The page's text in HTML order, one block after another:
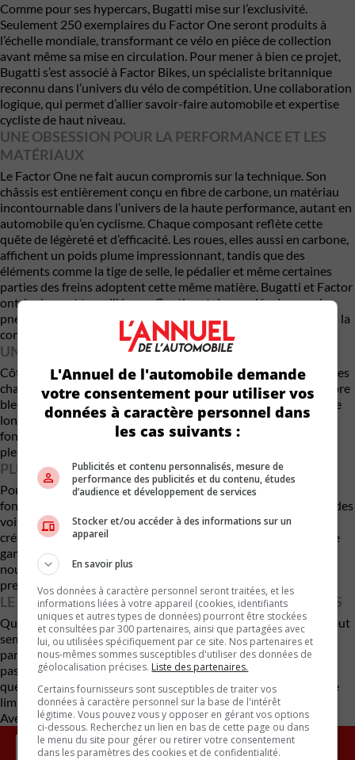
Comme pour ses hypercars, Bugatti mise sur l’exclusivité.
Seulement 250 exemplaires du Factor One seront produits à
l’échelle mondiale, transformant ce vélo en pièce de collection
avant même sa mise en circulation. Pour mener à bien ce projet,
Bugatti s’est associé à Factor Bikes, un spécialiste britannique
reconnu dans l’univers du vélo de compétition. Une collaboration
logique, qui permet d’allier savoir-faire automobile et expertise
cycliste de haut niveau.
UNE OBSESSION POUR LA PERFORMANCE ET LES
MATÉRIAUX
Le Factor One ne fait aucun compromis sur la technique. Son
châssis est entièrement conçu en fibre de carbone, un matériau
incontournable dans l’univers de la haute performance, autant en
automobile qu’en cyclisme. Chaque composant reflète cette
quête de légèreté et d’efficacité. Les roues, elles aussi en carbone,
affichent un poids plume impressionnant, tandis que des
éléments comme la tige de selle, le pédalier et même certaines
parties des freins adoptent cette même matière. Bugatti et Factor
ont également travaillé avecContinentalpour développer des
pneus sur mesure, preuve que rien n’a été laissé au hasard dans la
conception.
UN DESIGN QUI NE PASSE PAS INAPERÇU
Côté esthétique, la discrétion n’était clairement pas au cahier des
charges. Le vélo arbore une livrée bicolore dominée par le célèbre
bleu Bugatti, accompagné d’une signature visuelle imposante le
long du cadre. Le message est clair : ce vélo ne cherche pas à se
fondre dans la masse. Il s’adresse à une clientèle qui assume
pleinement son goût pour l’exclusivité et la démonstration.
PLUS QU’UN VÉLO, UN OBJET DE PRESTIGE
Pour les concepteurs, le Factor One dépasse largement sa
fonction première. Il s’inscrit dans une logique similaire à celle des
voitures Bugatti : repousser les limites de l’ingénierie tout en
créant un objet statutaire. Dans un marché où les vélos haut de
gamme flirtent déjà avec des prix élevés, Bugatti franchit une
nouvelle étape. Ici, la rationalité cède la place à l’émotion, au
prestige et à la rareté.
LE LUXE SANS COMPROMIS… MÊME À DEUX ROUES
Qu’un vélo coûte plus cher qu’une voiture comme la Corolla peut
sembler absurde. Pourtant, dans l’univers Bugatti, cela s’inscrit
parfaitement dans la logique de la marque. Le Factor One n’est
pas destiné à démocratiser le cyclisme. Il sert plutôt à rappeler
que, peu importe le nombre de roues, le luxe extrême n’a pas de
limites.
Avec des renseignements de Carscoops
L'Annuel de l'automobile demande
votre consentement pour utiliser vos
données à caractère personnel dans
les cas suivants :
Publicités et contenu personnalisés, mesure de
performance des publicités et du contenu, études
d’audience et développement de services
Stocker et/ou accéder à des informations sur un
appareil
En savoir plus
Vos données à caractère personnel seront traitées, et les
informations liées à votre appareil (cookies, identifiants
uniques et autres types de données) pourront être stockées
et consultées par 300 partenaires, ainsi que partagées avec
lui, ou utilisées spécifiquement par ce site. Nos partenaires et
nous-mêmes sommes susceptibles d'utiliser des données de
géolocalisation précises. Liste des partenaires.
Certains fournisseurs sont susceptibles de traiter vos
données à caractère personnel sur la base de l'intérêt
légitime. Vous pouvez vous y opposer en gérant vos options
ci-dessous. Recherchez un lien en bas de cette page ou dans
le menu du site pour gérer ou retirer votre consentement
dans les paramètres des cookies et de confidentialité.